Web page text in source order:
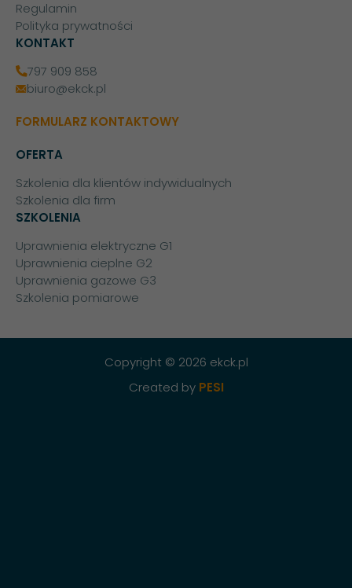
Regulamin
Polityka prywatności
KONTAKT
797 909 858
biuro@ekck.pl
FORMULARZ KONTAKTOWY
OFERTA
Szkolenia dla klientów indywidualnych
Szkolenia dla firm
SZKOLENIA
Uprawnienia elektryczne G1
Uprawnienia cieplne G2
Uprawnienia gazowe G3
Szkolenia pomiarowe
Copyright © 2026 ekck.pl
Created by PESI